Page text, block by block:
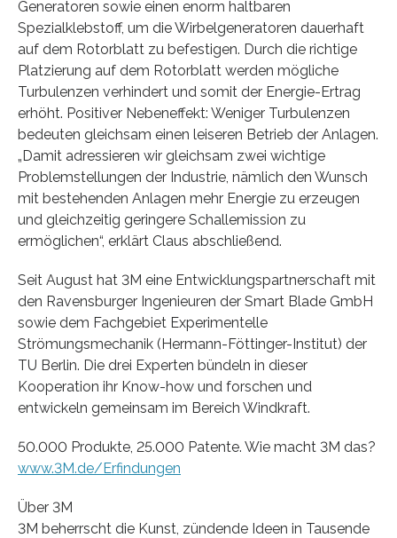
Generatoren sowie einen enorm haltbaren
Spezialklebstoff, um die Wirbelgeneratoren dauerhaft
auf dem Rotorblatt zu befestigen. Durch die richtige
Platzierung auf dem Rotorblatt werden mögliche
Turbulenzen verhindert und somit der Energie-Ertrag
erhöht. Positiver Nebeneffekt: Weniger Turbulenzen
bedeuten gleichsam einen leiseren Betrieb der Anlagen.
„Damit adressieren wir gleichsam zwei wichtige
Problemstellungen der Industrie, nämlich den Wunsch
mit bestehenden Anlagen mehr Energie zu erzeugen
und gleichzeitig geringere Schallemission zu
ermöglichen“, erklärt Claus abschließend.
Seit August hat 3M eine Entwicklungspartnerschaft mit
den Ravensburger Ingenieuren der Smart Blade GmbH
sowie dem Fachgebiet Experimentelle
Strömungsmechanik (Hermann-Föttinger-Institut) der
TU Berlin. Die drei Experten bündeln in dieser
Kooperation ihr Know-how und forschen und
entwickeln gemeinsam im Bereich Windkraft.
50.000 Produkte, 25.000 Patente. Wie macht 3M das?
www.3M.de/Erfindungen
Über 3M
3M beherrscht die Kunst, zündende Ideen in Tausende